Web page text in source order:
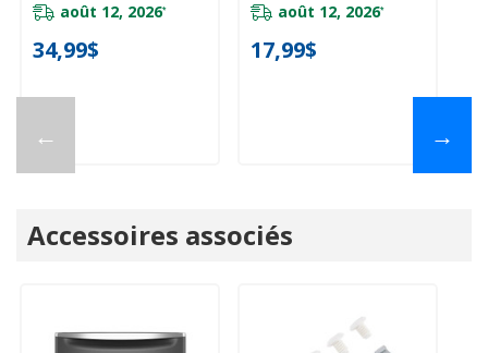
←
août 12, 2026*
34,99$
août 12, 2026*
17,99$
→
Accessoires associés